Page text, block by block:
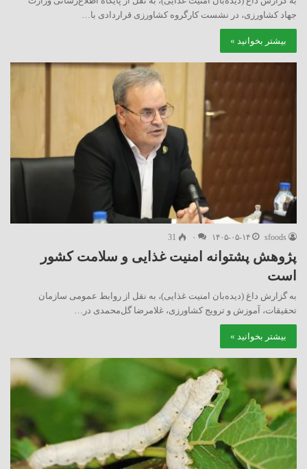
جهاد کشاورزی، در نشست کارگروه کشاورزی قراردادی با…
بیشتر بخوانید »
sfoods ۱۴۰۵-۰۵-۱۴ ۰ 31
پژوهش پشتوانه امنیت غذایی و سلامت کشور
است
به گزارش داغ (دیده‌بان امنیت غذایی)، به نقل از روابط عمومی سازمان
تحقیقات، آموزش و ترویج کشاورزی، غلامرضا گل‌محمدی در…
بیشتر بخوانید »